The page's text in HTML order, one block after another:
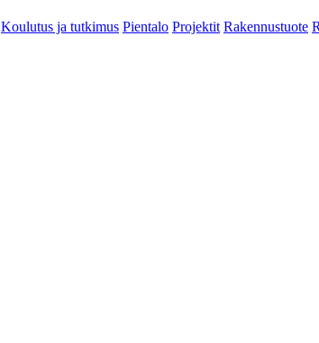
Koulutus ja tutkimus Pientalo Projektit Rakennustuote